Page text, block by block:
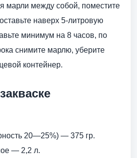
марли между собой, поместите
наверх 5-литровую
минимум на 8 часов, по
снимите марлю, уберите
контейнер.
20—25%) — 375 гр.
— 2,2 л.